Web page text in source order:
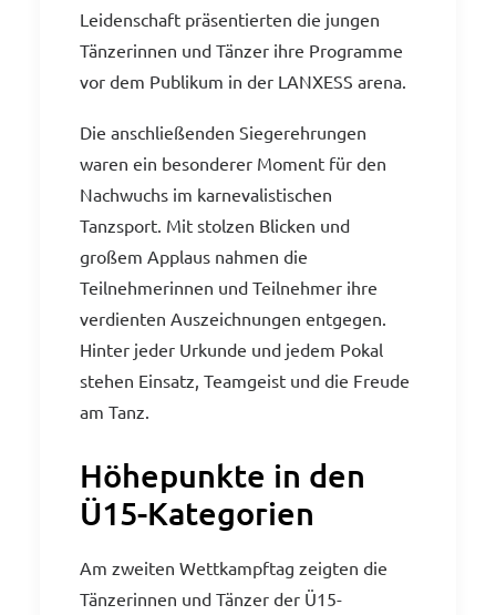
Leidenschaft präsentierten die jungen
Tänzerinnen und Tänzer ihre Programme
vor dem Publikum in der LANXESS arena.
Die anschließenden Siegerehrungen
waren ein besonderer Moment für den
Nachwuchs im karnevalistischen
Tanzsport. Mit stolzen Blicken und
großem Applaus nahmen die
Teilnehmerinnen und Teilnehmer ihre
verdienten Auszeichnungen entgegen.
Hinter jeder Urkunde und jedem Pokal
stehen Einsatz, Teamgeist und die Freude
am Tanz.
Höhepunkte in den
Ü15-Kategorien
Am zweiten Wettkampftag zeigten die
Tänzerinnen und Tänzer der Ü15-